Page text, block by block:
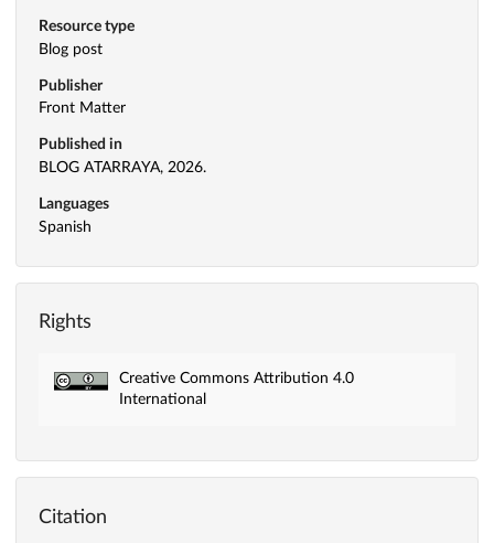
Resource type
Blog post
Publisher
Front Matter
Published in
BLOG ATARRAYA, 2026.
Languages
Spanish
Rights
Creative Commons Attribution 4.0
International
Citation